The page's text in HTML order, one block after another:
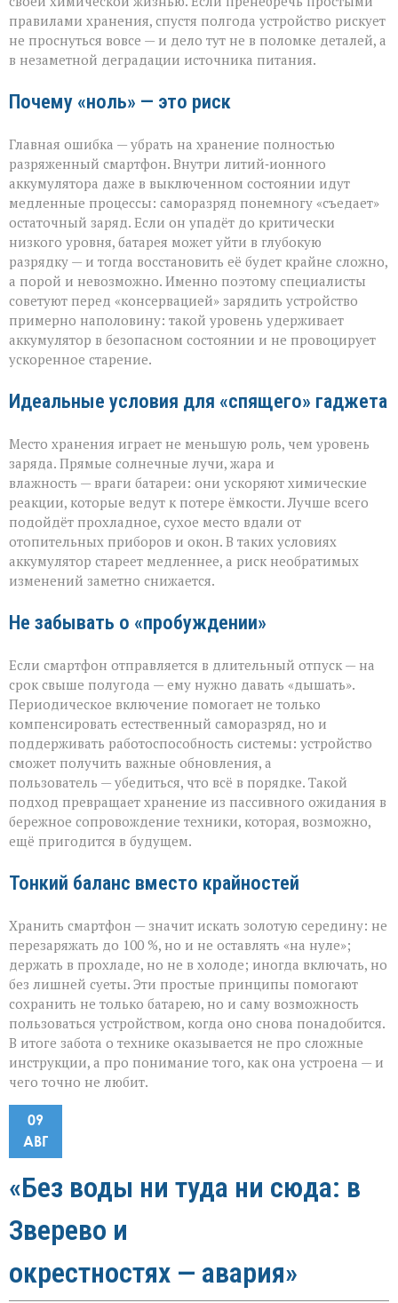
правилами хранения, спустя полгода устройство рискует
не проснуться вовсе — и дело тут не в поломке деталей, а
в незаметной деградации источника питания.
Почему «ноль» — это риск
Главная ошибка — убрать на хранение полностью
разряженный смартфон. Внутри литий‑ионного
аккумулятора даже в выключенном состоянии идут
медленные процессы: саморазряд понемногу «съедает»
остаточный заряд. Если он упадёт до критически
низкого уровня, батарея может уйти в глубокую
разрядку — и тогда восстановить её будет крайне сложно,
а порой и невозможно. Именно поэтому специалисты
советуют перед «консервацией» зарядить устройство
примерно наполовину: такой уровень удерживает
аккумулятор в безопасном состоянии и не провоцирует
ускоренное старение.
Идеальные условия для «спящего» гаджета
Место хранения играет не меньшую роль, чем уровень
заряда. Прямые солнечные лучи, жара и
влажность — враги батареи: они ускоряют химические
реакции, которые ведут к потере ёмкости. Лучше всего
подойдёт прохладное, сухое место вдали от
отопительных приборов и окон. В таких условиях
аккумулятор стареет медленнее, а риск необратимых
изменений заметно снижается.
Не забывать о «пробуждении»
Если смартфон отправляется в длительный отпуск — на
срок свыше полугода — ему нужно давать «дышать».
Периодическое включение помогает не только
компенсировать естественный саморазряд, но и
поддерживать работоспособность системы: устройство
сможет получить важные обновления, а
пользователь — убедиться, что всё в порядке. Такой
подход превращает хранение из пассивного ожидания в
бережное сопровождение техники, которая, возможно,
ещё пригодится в будущем.
Тонкий баланс вместо крайностей
Хранить смартфон — значит искать золотую середину: не
перезаряжать до 100 %, но и не оставлять «на нуле»;
держать в прохладе, но не в холоде; иногда включать, но
без лишней суеты. Эти простые принципы помогают
сохранить не только батарею, но и саму возможность
пользоваться устройством, когда оно снова понадобится.
В итоге забота о технике оказывается не про сложные
инструкции, а про понимание того, как она устроена — и
чего точно не любит.
09
АВГ
«Без воды ни туда ни сюда: в
Зверево и
окрестностях — авария»